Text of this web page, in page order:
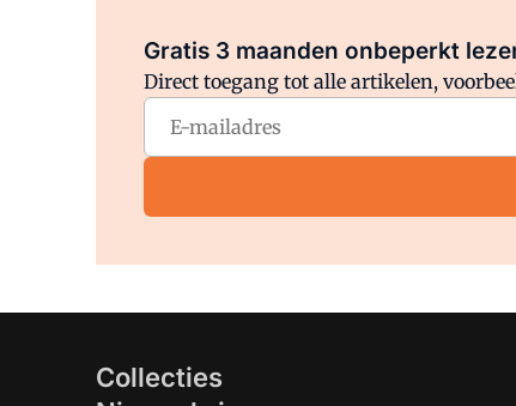
Gratis 3 maanden onbeperkt
Direct toegang tot alle artikelen,
Collecties